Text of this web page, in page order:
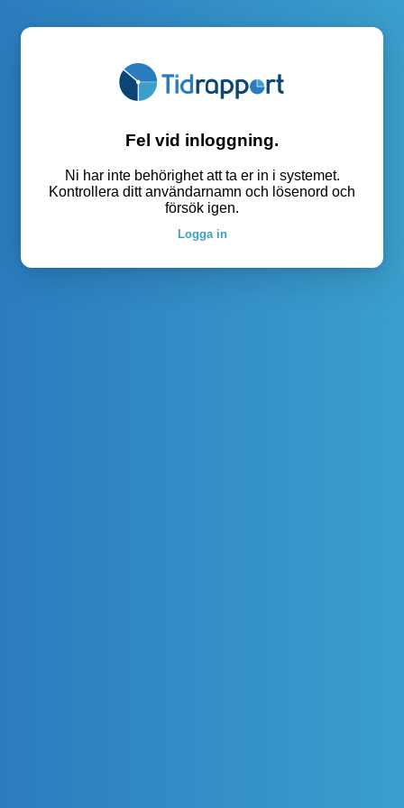
Fel vid inloggning.
Ni har inte behörighet att ta er in i systemet.
Kontrollera ditt användarnamn och lösenord och
försök igen.
Logga in